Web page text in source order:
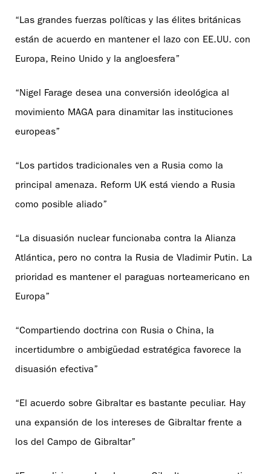
“Las grandes fuerzas políticas y las élites británicas
están de acuerdo en mantener el lazo con EE.UU. con
Europa, Reino Unido y la angloesfera”
“Nigel Farage desea una conversión ideológica al
movimiento MAGA para dinamitar las instituciones
europeas”
“Los partidos tradicionales ven a Rusia como la
principal amenaza. Reform UK está viendo a Rusia
como posible aliado”
“La disuasión nuclear funcionaba contra la Alianza
Atlántica, pero no contra la Rusia de Vladimir Putin. La
prioridad es mantener el paraguas norteamericano en
Europa”
“Compartiendo doctrina con Rusia o China, la
incertidumbre o ambigüedad estratégica favorece la
disuasión efectiva”
“El acuerdo sobre Gibraltar es bastante peculiar. Hay
una expansión de los intereses de Gibraltar frente a
los del Campo de Gibraltar”